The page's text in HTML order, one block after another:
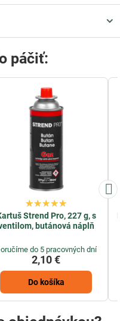
páčiť:
Strend Pro, 227 g, s
butánová náplň
do 5 pracovných dní
2,10 €
Do košíka